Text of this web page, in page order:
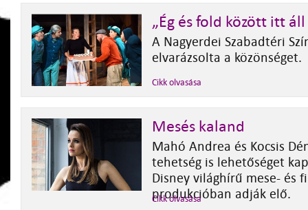
„Ég és fold között itt
A Nagyerdei Szabadtéri
elvarázsolta a közönséget.
Cikk olvasása
Mesés kaland
Mahó Andrea és Kocsis
tehetség is lehetőséget
Disney világhírű mese- és
produkcióban adják elő.
Cikk olvasása